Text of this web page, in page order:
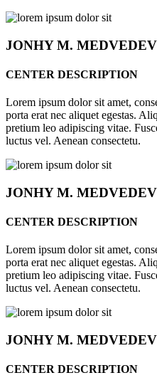
JONHYM. MEDVEDEV
CENTER DESCRIPTION
Lorem ipsum dolor sit amet,
porta erat nec aliquet egestas.
pretium leo adipiscing vitae.
luctus vel. Aenean consectetu.
JONHYM. MEDVEDEV
CENTER DESCRIPTION
Lorem ipsum dolor sit amet,
porta erat nec aliquet egestas.
pretium leo adipiscing vitae.
luctus vel. Aenean consectetu.
JONHYM. MEDVEDEV
CENTER DESCRIPTION